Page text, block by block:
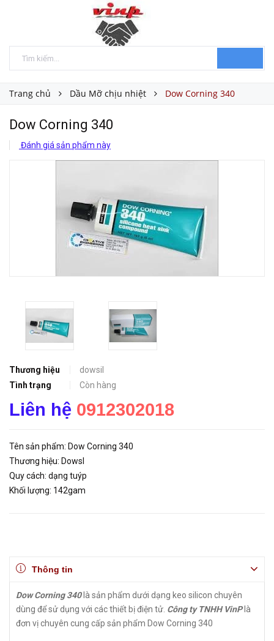
Trang chủ Dầu Mỡ chịu nhiệt Dow Corning 340
Dow Corning 340
Đánh giá sản phẩm này
Thương hiệu
dowsil
Tình trạng
Còn hàng
Liên hệ 0912302018
Tên sản phẩm: Dow Corning 340
Thương hiệu: Dowsl
Quy cách: dạng tuýp
Khối lượng: 142gam
Thông tin
Dow Corning 340là sản phẩm dưới dạng keo silicon chuyên
dùng để sử dụng với các thiết bị điện tử. Công ty TNHH VinPlà
đơn vị chuyên cung cấp sản phẩm Dow Corning 340